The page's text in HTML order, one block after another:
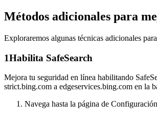
Métodos adicionales para
Exploraremos algunas técnicas adicionales
1Habilita SafeSearch
Mejora tu seguridad en línea habilitando
strict.bing.com a edgeservices.bing.com en la
Navega hasta la página de